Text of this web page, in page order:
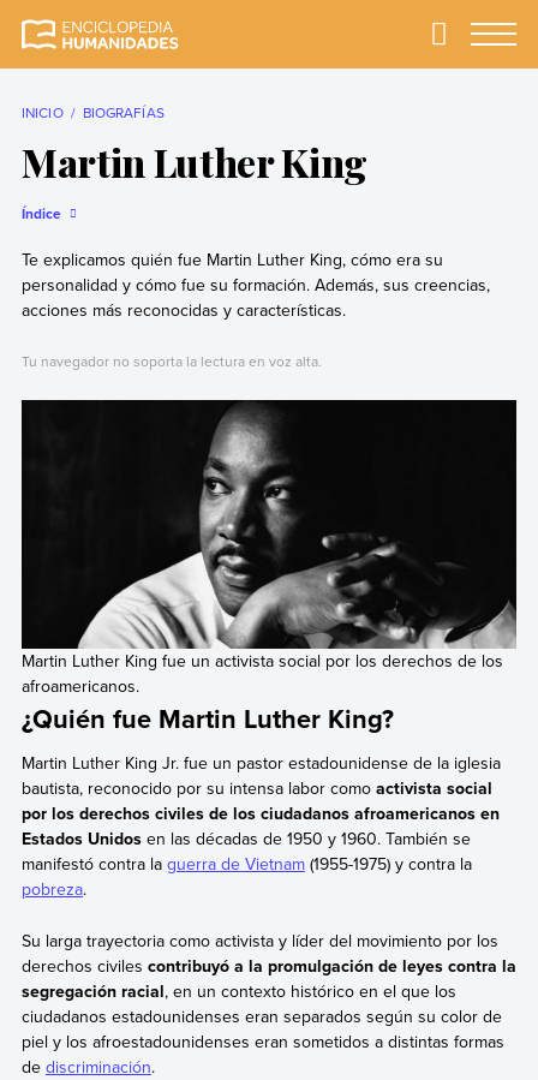
completa y más
Primary
INICIO BIOGRAFÍAS
Martin Luther King
Índice
Te explicamos quién fue Martin Luther King, cómo era su
personalidad y cómo fue su formación. Además, sus creencias,
acciones más reconocidas y características.
Tu navegador no soporta la lectura en voz alta.
Martin Luther King fue un activista social por los derechos de los
afroamericanos.
¿Quién fue Martin Luther King?
Martin Luther King Jr. fue un pastor estadounidense de la iglesia
bautista, reconocido por su intensa labor como activista social
por los derechos civiles de los ciudadanos afroamericanos en
Estados Unidosen las décadas de 1950 y 1960. También se
manifestó contra la guerra de Vietnam(1955-1975) y contra la
pobreza.
Su larga trayectoria como activista y líder del movimiento por los
derechos civiles contribuyó a la promulgación de leyes contra la
segregación racial, en un contexto histórico en el que los
ciudadanos estadounidenses eran separados según su color de
piel y los afroestadounidenses eran sometidos a distintas formas
de discriminación.